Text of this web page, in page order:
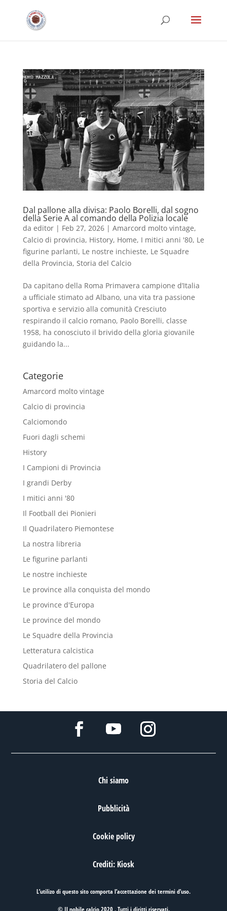
Dal pallone alla divisa: Paolo Borelli, dal sogno
della Serie A al comando della Polizia locale
da editor| Feb 27, 2026| Amarcord molto vintage,
Calcio di provincia, History, Home, I mitici anni '80, Le
figurine parlanti, Le nostre inchieste, Le Squadre
della Provincia, Storia del Calcio
Da capitano della Roma Primavera campione d’Italia
a ufficiale stimato ad Albano, una vita tra passione
sportiva e servizio alla comunità Cresciuto
respirando il calcio romano, Paolo Borelli, classe
1958, ha conosciuto il brivido della gloria giovanile
guidando la...
Categorie
Amarcord molto vintage
Calcio di provincia
Calciomondo
Fuori dagli schemi
History
I Campioni di Provincia
I grandi Derby
I mitici anni '80
Il Football dei Pionieri
Il Quadrilatero Piemontese
La nostra libreria
Le figurine parlanti
Le nostre inchieste
Le province alla conquista del mondo
Le province d'Europa
Le province del mondo
Le Squadre della Provincia
Letteratura calcistica
Quadrilatero del pallone
Storia del Calcio
Chi siamo
Pubblicità
Cookie policy
Crediti: Kiosk
L’utilizo di questo sito comporta l’accettazione deitermini d’uso.
© Il nobile calcio 2020 . Tutti i diritti riservati.